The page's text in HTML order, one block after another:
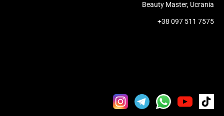
Beauty Master, Ucrania
+38 097 511 7575